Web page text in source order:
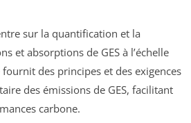
sur la quantification et la
et absorptions de GES à l’échelle
fournit des principes et des exigences
des émissions de GES, facilitant
carbone.